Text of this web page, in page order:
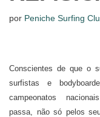
por Peniche Surfing
Conscientes de que o
surfistas e
campeonatos
passa, não só pelos